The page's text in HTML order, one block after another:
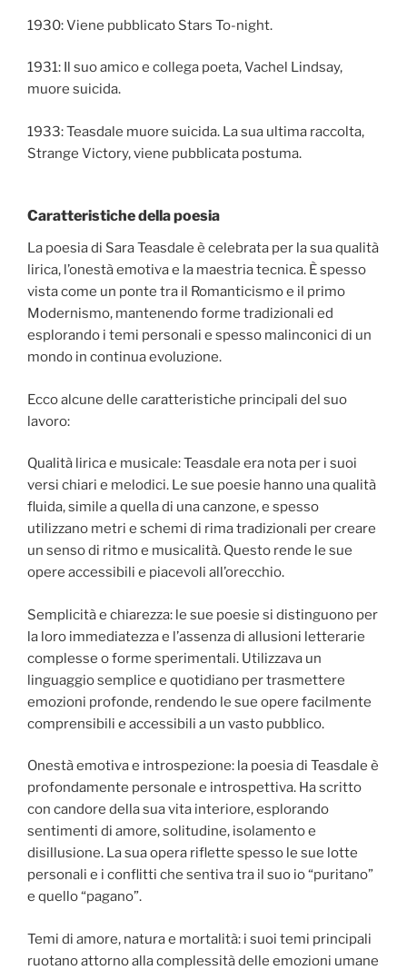
1930: Viene pubblicato Stars To-night.
1931: Il suo amico e collega poeta, Vachel Lindsay,
muore suicida.
1933: Teasdale muore suicida. La sua ultima raccolta,
Strange Victory, viene pubblicata postuma.
Caratteristiche della poesia
La poesia di Sara Teasdale è celebrata per la sua qualità
lirica, l’onestà emotiva e la maestria tecnica. È spesso
vista come un ponte tra il Romanticismo e il primo
Modernismo, mantenendo forme tradizionali ed
esplorando i temi personali e spesso malinconici di un
mondo in continua evoluzione.
Ecco alcune delle caratteristiche principali del suo
lavoro:
Qualità lirica e musicale: Teasdale era nota per i suoi
versi chiari e melodici. Le sue poesie hanno una qualità
fluida, simile a quella di una canzone, e spesso
utilizzano metri e schemi di rima tradizionali per creare
un senso di ritmo e musicalità. Questo rende le sue
opere accessibili e piacevoli all’orecchio.
Semplicità e chiarezza: le sue poesie si distinguono per
la loro immediatezza e l’assenza di allusioni letterarie
complesse o forme sperimentali. Utilizzava un
linguaggio semplice e quotidiano per trasmettere
emozioni profonde, rendendo le sue opere facilmente
comprensibili e accessibili a un vasto pubblico.
Onestà emotiva e introspezione: la poesia di Teasdale è
profondamente personale e introspettiva. Ha scritto
con candore della sua vita interiore, esplorando
sentimenti di amore, solitudine, isolamento e
disillusione. La sua opera riflette spesso le sue lotte
personali e i conflitti che sentiva tra il suo io “puritano”
e quello “pagano”.
Temi di amore, natura e mortalità: i suoi temi principali
ruotano attorno alla complessità delle emozioni umane